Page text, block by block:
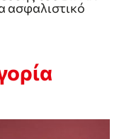
ασφαλιστικό